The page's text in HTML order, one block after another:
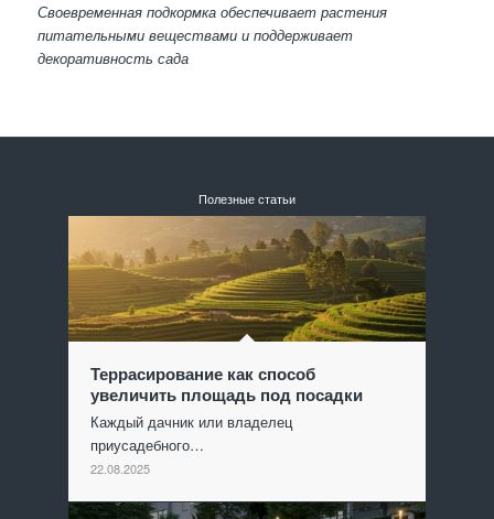
Своевременная подкормка обеспечивает растения
питательными веществами и поддерживает
декоративность сада
Полезные статьи
Террасирование как способ
увеличить площадь под посадки
Каждый дачник или владелец
приусадебного…
22.08.2025